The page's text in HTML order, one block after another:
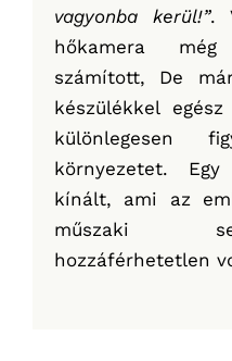
vagyonba kerül!”.
hőkamera
számított, De
készülékkel
különlegesen
környezetet.
kínált, ami az
műszaki
hozzáférhetetlen